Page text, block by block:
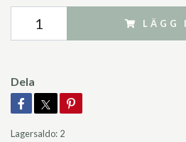
LÄGG
Dela
Lagersaldo: 2